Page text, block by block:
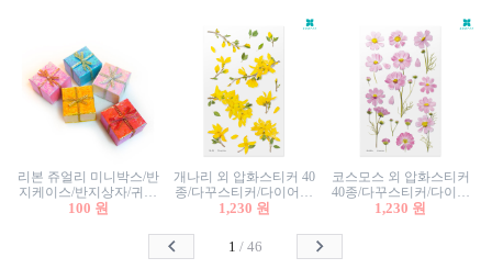
리본 쥬얼리 미니박스/반
지케이스/반지상자/귀걸
이상자/귀걸이박스/악세
100 원
개나리 외 압화스티커 40
종/다꾸스티커/다이어리
꾸미기/꽃스티커/자연물
1,230 원
코스모스 외 압화스티커
40종/다꾸스티커/다이어
리꾸미기/꽃스티커/자연
1,230 원
1 /46